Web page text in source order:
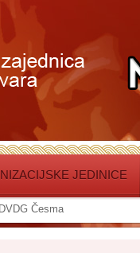
JEDINICE
DVDG Česma